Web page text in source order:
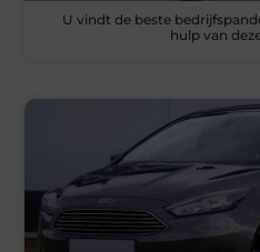
U vindt de beste
hulp van